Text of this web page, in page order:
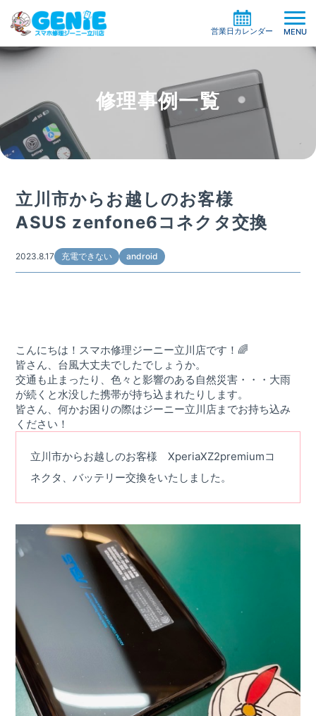
MENU
営業日カレンダー
修理料金の検索
機種一覧から探す
症状別一覧から探す
買取サービス
ケイタイサポート
修理の流れ
お役立ち情報
お客様の声
よくある質問
店舗情報
割引キャンペーン
お問い合わせ
修理事例一覧
立川市からお越しのお客様
ASUS zenfone6コネクタ交換
2023.8.17 充電できない android
こんにちは！スマホ修理ジーニー立川店です！🌈
皆さん、台風大丈夫でしたでしょうか。
交通も止まったり、色々と影響のある自然災害・・・大雨
が続くと水没した携帯が持ち込まれたりします。
皆さん、何かお困りの際はジーニー立川店までお持ち込み
ください！
立川市からお越しのお客様 XperiaXZ2premiumコ
ネクタ、バッテリー交換をいたしました。